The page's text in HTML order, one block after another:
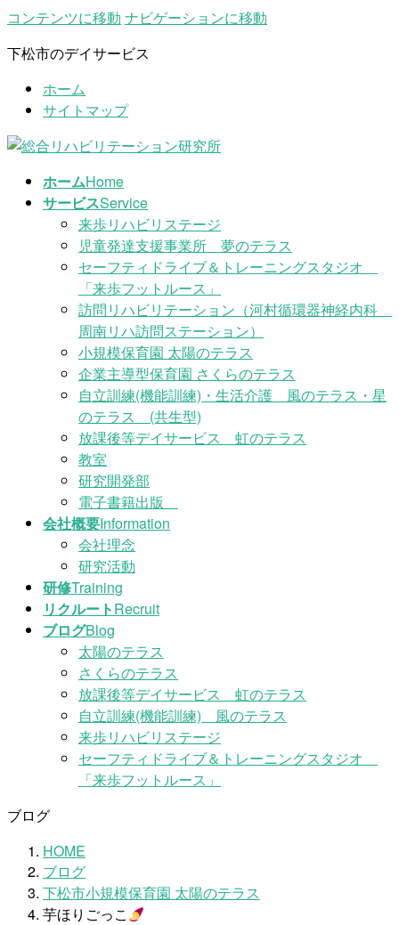
コンテンツに移動 ナビゲーションに移動
下松市のデイサービス
ホーム
サイトマップ
ホームHome
サービスService
来歩リハビリステージ
児童発達支援事業所 夢のテラス
セーフティドライブ＆トレーニングスタジオ
「来歩フットルース」
訪問リハビリテーション（河村循環器神経内科
周南リハ訪問ステーション）
小規模保育園 太陽のテラス
企業主導型保育園 さくらのテラス
自立訓練(機能訓練)・生活介護 風のテラス・星
のテラス (共生型)
放課後等デイサービス 虹のテラス
教室
研究開発部
電子書籍出版
会社概要Information
会社理念
研究活動
研修Training
リクルートRecruit
ブログBlog
太陽のテラス
さくらのテラス
放課後等デイサービス 虹のテラス
自立訓練(機能訓練) 風のテラス
来歩リハビリステージ
セーフティドライブ＆トレーニングスタジオ
「来歩フットルース」
ブログ
HOME
ブログ
下松市小規模保育園 太陽のテラス
芋ほりごっこ